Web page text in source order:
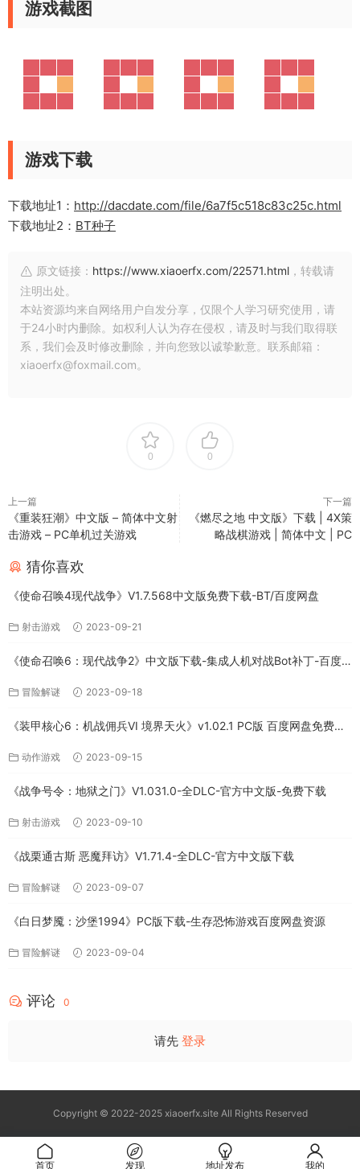
游戏截图
游戏下载
下载地址1： http://dacdate.com/file/6a7f5c518c83c25c.html
下载地址2： BT种子
原文链接： https://www.xiaoerfx.com/22571.html ，转载请
注明出处。
本站资源均来自网络用户自发分享，仅限个人学习研究使用，请
于24小时内删除。如权利人认为存在侵权，请及时与我们取得联
系，我们会及时修改删除，并向您致以诚挚歉意。联系邮箱：
xiaoerfx@foxmail.com。
0 0
上一篇
《重装狂潮》中文版 – 简体中文射
击游戏 – PC单机过关游戏
下一篇
《燃尽之地 中文版》下载 | 4X策
略战棋游戏 | 简体中文 | PC
猜你喜欢
《使命召唤4现代战争》V1.7.568中文版免费下载-BT/百度网盘
射击游戏 2023-09-21
《使命召唤6：现代战争2》中文版下载-集成人机对战Bot补丁-百度
冒险解谜 2023-09-18
《装甲核心6：机战佣兵VI 境界天火》v1.02.1 PC版 百度网盘免费下
动作游戏 2023-09-15
《战争号令：地狱之门》V1.031.0-全DLC-官方中文版-免费下载
射击游戏 2023-09-10
《战栗通古斯 恶魔拜访》V1.71.4-全DLC-官方中文版下载
冒险解谜 2023-09-07
《白日梦魇：沙堡1994》PC版下载-生存恐怖游戏百度网盘资源
冒险解谜 2023-09-04
评论 0
请先 登录
Copyright © 2022-2025 xiaoerfx.site All Rights Reserved
首页 发现 地址发布 我的